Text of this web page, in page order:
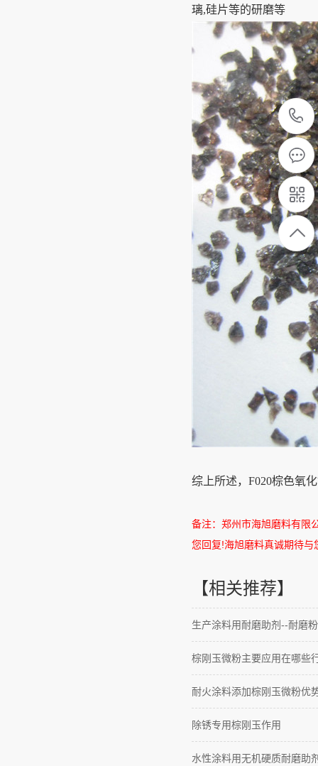
璃,硅片等的研磨等
综上所述，F020棕色氧
备注：郑州市海旭磨料有限
您回复!海旭磨料真诚期待与
【相关推荐】
生产涂料用耐磨助剂--耐磨粉
棕刚玉微粉主要应用在哪些
耐火涂料添加棕刚玉微粉优
除锈专用棕刚玉作用
水性涂料用无机硬质耐磨助